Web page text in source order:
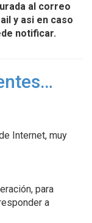
al correo
y asi en caso
notificar.
Internet, muy
para
a